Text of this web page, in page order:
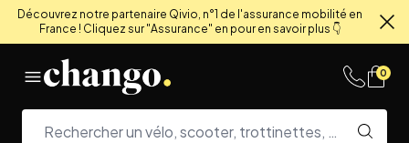
Découvrez notre partenaire Qivio, n°1 de l'assurance mobilité en
France ! Cliquez sur "Assurance" en pour en savoir plus 👇
0